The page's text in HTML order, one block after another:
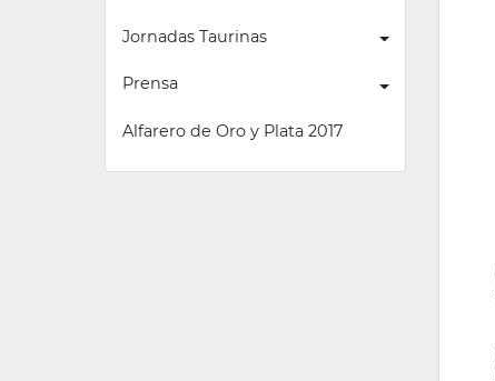
Jornadas Taurinas
Prensa
Alfarero de Oro y Plata 2017